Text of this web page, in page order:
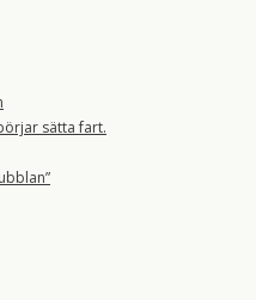
sätta fart.